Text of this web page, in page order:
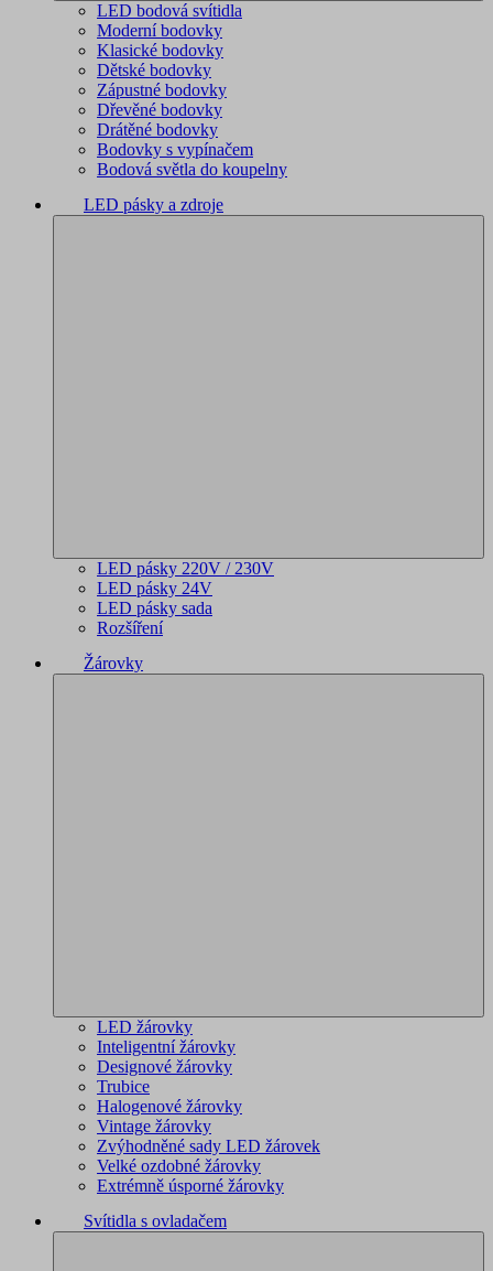
LED bodová svítidla
Moderní bodovky
Klasické bodovky
Dětské bodovky
Zápustné bodovky
Dřevěné bodovky
Drátěné bodovky
Bodovky s vypínačem
Bodová světla do koupelny
LED pásky a zdroje
LED pásky 220V / 230V
LED pásky 24V
LED pásky sada
Rozšíření
Žárovky
LED žárovky
Inteligentní žárovky
Designové žárovky
Trubice
Halogenové žárovky
Vintage žárovky
Zvýhodněné sady LED žárovek
Velké ozdobné žárovky
Extrémně úsporné žárovky
Svítidla s ovladačem